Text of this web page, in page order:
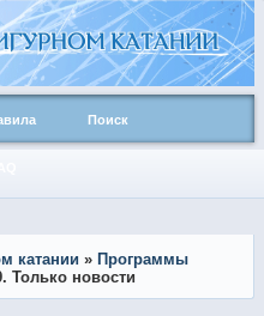
Поиск
катании » Программы
Только новости